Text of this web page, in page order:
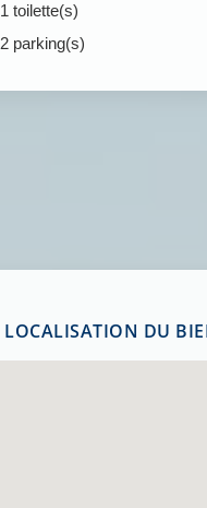
1 toilette(s)
2 parking(s)
LOCALISATION DU